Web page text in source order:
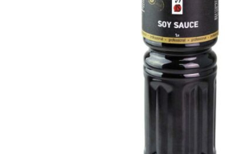
ЧИТАТИ ДАЛІ